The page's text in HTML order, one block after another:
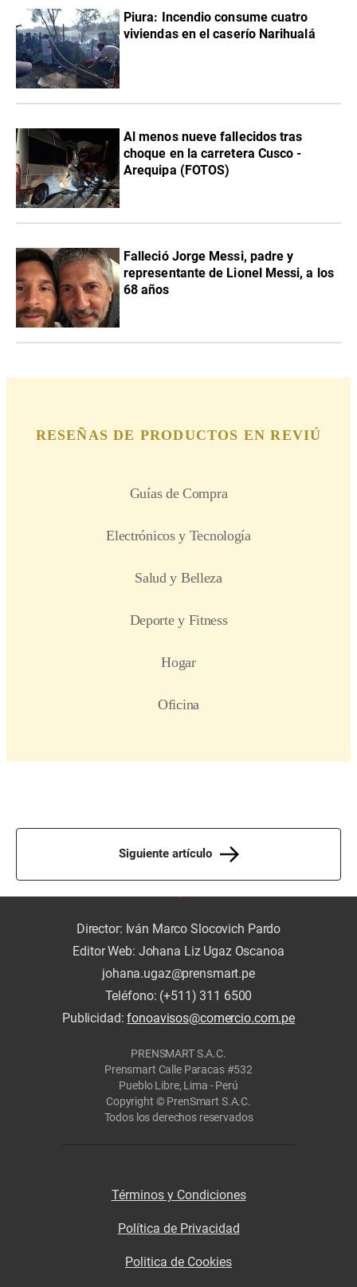
Piura: Incendio consume cuatro
viviendas en el caserío Narihualá
Al menos nueve fallecidos tras
choque en la carretera Cusco -
Arequipa (FOTOS)
Falleció Jorge Messi, padre y
representante de Lionel Messi, a los
68 años
Siguiente artículo
Director: Iván Marco Slocovich Pardo
Editor Web: Johana Liz Ugaz Oscanoa
johana.ugaz@prensmart.pe
Teléfono: (+511) 311 6500
Publicidad:fonoavisos@comercio.com.pe
PRENSMART S.A.C.
Prensmart Calle Paracas #532
Pueblo Libre, Lima - Perú
Copyright © PrenSmart S.A.C.
Todos los derechos reservados
Términos y Condiciones
Política de Privacidad
Politica de Cookies